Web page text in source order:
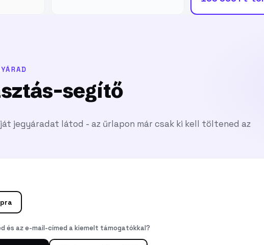
segítő
jegyáradat látod - az űrlapon már csak ki kell töltened az
és az e-mail-címed a kiemelt támogatókkal?